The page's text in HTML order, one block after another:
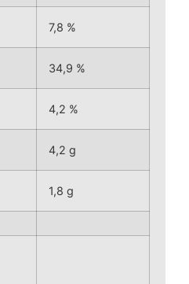
7,8 %
34,9 %
4,2 %
4,2 g
1,8 g